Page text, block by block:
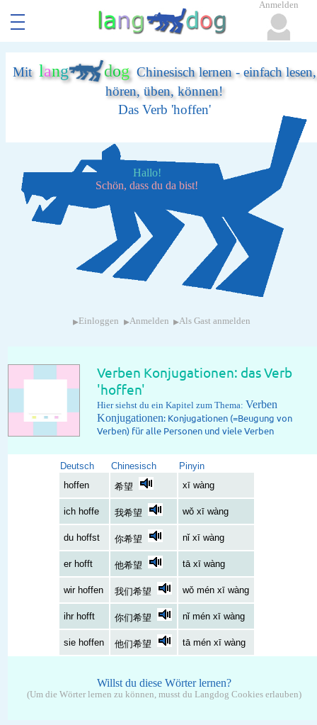
Mit lang dogChinesisch lernen - einfach lesen,
hören, üben, können!
Das Verb 'hoffen'
Hallo!
Schön, dass du da bist!
▸ Einloggen ▸Anmelden ▸Als Gast anmelden
Verben Konjugationen: das Verb
'hoffen'
Hier siehst du ein Kapitel zum Thema: Verben
Konjugationen: Konjugationen (=Beugung von
Verben) für alle Personen und viele Verben
Deutsch Chinesisch
Pinyin
hoffen
希望 xī wàng
ich hoffe 我希望 wǒ xī wàng
du hoffst 你希望 nǐ xī wàng
er hofft 他希望 tā xī wàng
wir hoffen 我们希望 wǒ mén xī wàng
ihr hofft 你们希望 nǐ mén xī wàng
sie hoffen 他们希望 tā mén xī wàng
Willst du diese Wörter lernen?
(Um die Wörter lernen zu können, musst du Langdog Cookies erlauben)
Anmelden